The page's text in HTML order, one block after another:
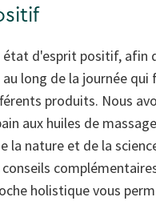
d'esprit positif, afin
long de la journée
produits. Nous
aux huiles de
la nature et de la
holistique vous